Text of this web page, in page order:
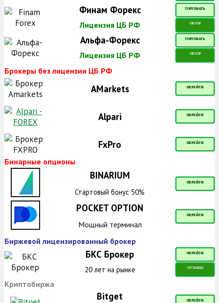
Финам Форекс ТОРГОВАТЬ
Лицензия ЦБ РФ ОБЗОР
Альфа-Форекс ТОРГОВАТЬ
Лицензия ЦБ РФ ОБЗОР
Брокеры без лицензии ЦБ РФ
AMarkets ПЕРЕЙТИ
Alpari ПЕРЕЙТИ
FxPro ПЕРЕЙТИ
Бинарные опционы
BINARIUM
ПЕРЕЙТИ
Стартовый бонус 50%
POCKET OPTION
ПЕРЕЙТИ
Мощный терминал
Биржевой лицензированный брокер
БКС Брокер ПЕРЕЙТИ
20 лет на рынке ОТЗЫВЫ
Криптобиржа
Bitget ПЕРЕЙТИ